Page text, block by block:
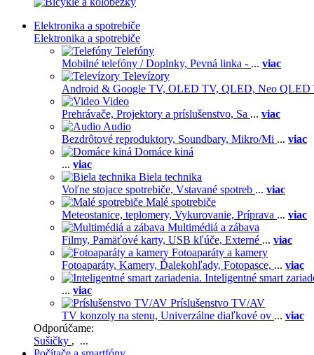
Elektronika a spotrebiče
Elektronika a spotrebiče
Telefóny
Mobilné telefóny / Doplnky, Pevná linka - ... viac
Televízory
Android & Google TV, OLED TV, QLED, Neo QLED
Video
Prehrávače, Projektory a príslušenstvo, Sa ... viac
Audio
Bezdrôtové reproduktory, Soundbary, Mikro/Mi ... viac
Domáce kiná
... viac
Biela technika
Voľne stojace spotrebiče, Vstavané spotreb ... viac
Malé spotrebiče
Meteostanice, teplomery, Vykurovanie, Príprava ... viac
Multimédiá a zábava
Filmy, Pamäťové karty, USB kľúče, Externé ... viac
Fotoaparáty a kamery
Fotoaparáty, Kamery, Ďalekohľady, Fotopasce, ... viac
Inteligentné smart
... viac
Príslušenstvo TV/AV
TV konzoly na stenu, Univerzálne diaľkové ov ... viac
Odporúčame:
Sušičky , ...